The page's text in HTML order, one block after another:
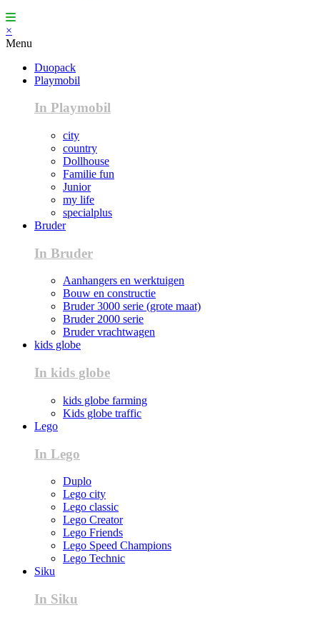
×
Menu
Duopack
Playmobil
In Playmobil
city
country
Dollhouse
Familie fun
Junior
my life
specialplus
Bruder
In Bruder
Aanhangers en werktuigen
Bouw en constructie
Bruder 3000 serie (grote maat)
Bruder 2000 serie
Bruder vrachtwagen
kids globe
In kids globe
kids globe farming
Kids globe traffic
Lego
In Lego
Duplo
Lego city
Lego classic
Lego Creator
Lego Friends
Lego Speed Champions
Lego Technic
Siku
In Siku